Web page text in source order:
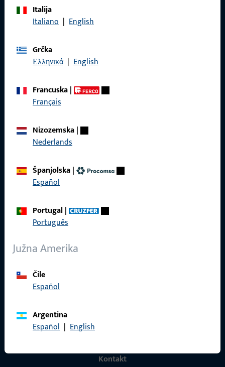
Nazovite nas
Italija
Italiano | English
Grčka
Ελληνικά | English
Francuska|
Français
Nizozemska|
Nederlands
Španjolska|
Español
Portugal|
Português
Južna Amerika
Čile
Español
Argentina
Español | English
Kontakt